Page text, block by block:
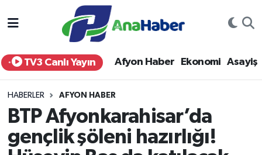
TV3 Canlı Yayın Afyon Haber Ekonomi Asayiş
HABERLER AFYON HABER
BTP Afyonkarahisar’da
gençlik şöleni hazırlığı!
Yurt Haber
Afyon Haber
Siyaset
Afyonkarahisar Nöbetçi Eczaneler
Afyonkarahisar Hava Durumu
Afyonkarahisar Trafik Yoğunluk Haritası